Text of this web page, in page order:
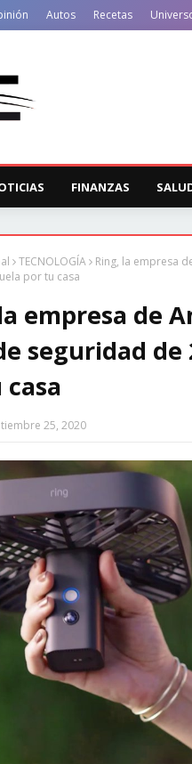
Autos Recetas
FINANZAS
TECNOLOGÍA
Ring, la empresa
por tu casa
empresa de
seguridad de
25, 2020